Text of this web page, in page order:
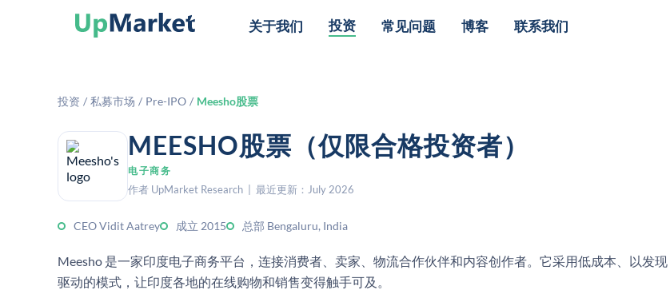
关于我们 投资 常见问题 博客 联系我们
投资 / 私募市场 / Pre-IPO / Meesho股票
MEESHO股票（仅限合格投资者）
电子商务
作者 UpMarket Research | 最近更新：July 2026
CEO Vidit Aatrey 成立 2015 总部 Bengaluru, India
Meesho 是一家印度电子商务平台，连接消费者、卖家、物流合作伙伴和内容创作者。它采用低成本、以发现
驱动的模式，让印度各地的在线购物和销售变得触手可及。